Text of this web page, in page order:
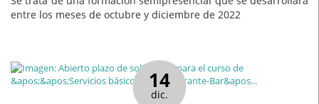
entre los meses de octubre y diciembre de 2022
14
dic.